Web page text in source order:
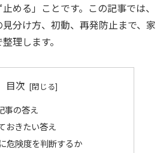
める」ことです。この記事では、
分け方、初動、再発防止まで、家
理します。
目次
事の答え
おきたい答え
危険度を判断するか